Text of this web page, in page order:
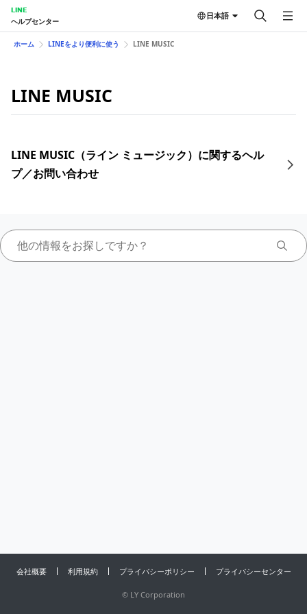
LINE
ヘルプセンター
日本語
ホーム LINEをより便利に使う LINE MUSIC
LINE MUSIC
LINE MUSIC（ライン ミュージック）に関するヘル
プ／お問い合わせ
会社概要 利用規約 プライバシーポリシー プライバシーセンター
© LY Corporation